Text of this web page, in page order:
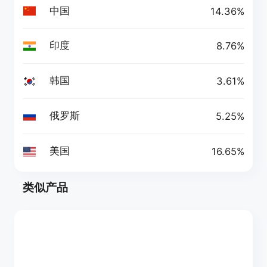
中国 14.36%
印度 8.76%
韩国 3.61%
俄罗斯 5.25%
美国 16.65%
类似产品